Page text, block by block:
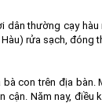
thường cạy
rửa sạch,
con trên địa bàn.
Năm nay, điều